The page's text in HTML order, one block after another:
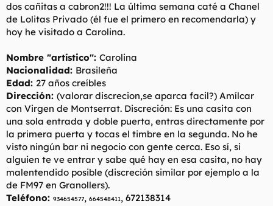
dos cañitas a cabron2!!! La última semana caté a Chanel
de Lolitas Privado (él fue el primero en recomendarla) y
hoy he visitado a Carolina.
Nombre "artístico": Carolina
Nacionalidad: Brasileña
Edad: 27 años creíbles
Dirección: (valorar discrecion,se aparca facil?) Amílcar
con Virgen de Montserrat. Discreción: Es una casita con
una sola entrada y doble puerta, entras directamente por
la primera puerta y tocas el timbre en la segunda. No he
visto ningún bar ni negocio con gente cerca. Eso sí, si
alguien te ve entrar y sabe qué hay en esa casita, no hay
malentendido posible (discreción similar por ejemplo a la
de FM97 en Granollers).
Teléfono: 934654577, 664548411, 672138314